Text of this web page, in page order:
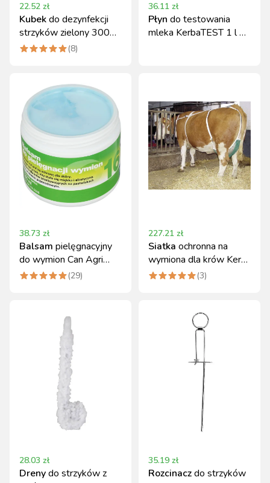
22.52 zł
Kubekdo dezynfekcji
strzyków zielony 300
ml Kerbl
(8)
36.11 zł
Płyn do testowania
mleka KerbaTEST 1 l do
38.73 zł
Balsam pielęgnacyjny
do wymion Can Agri
500 ml naturalna
(29)
227.21 zł
Siatka ochronna na
wymiona dla krów Kerbl
XL z pasem naszyjnym
(3)
28.03 zł
Drenydo strzyków z
35.19 zł
Rozcinaczdo strzyków